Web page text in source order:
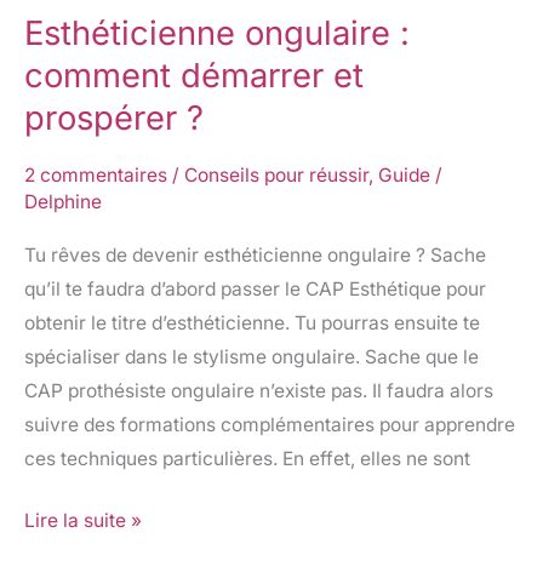
Esthéticienne ongulaire :
comment démarrer et
prospérer ?
2 commentaires / Conseils pour réussir, Guide /
Delphine
Tu rêves de devenir esthéticienne ongulaire ? Sache
qu’il te faudra d’abord passer le CAP Esthétique pour
obtenir le titre d’esthéticienne. Tu pourras ensuite te
spécialiser dans le stylisme ongulaire. Sache que le
CAP prothésiste ongulaire n’existe pas. Il faudra alors
suivre des formations complémentaires pour apprendre
ces techniques particulières. En effet, elles ne sont
prospérer
Lire la suite »